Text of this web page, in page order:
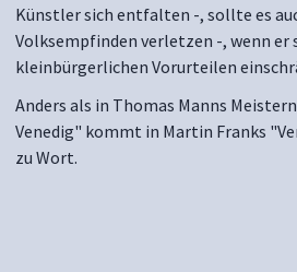
Künstler sich entfalten -, sollte es
Volksempfinden verletzen -, wenn er
kleinbürgerlichen Vorurteilen
Anders als in Thomas Manns
Venedig" kommt in Martin Franks
zu Wort.